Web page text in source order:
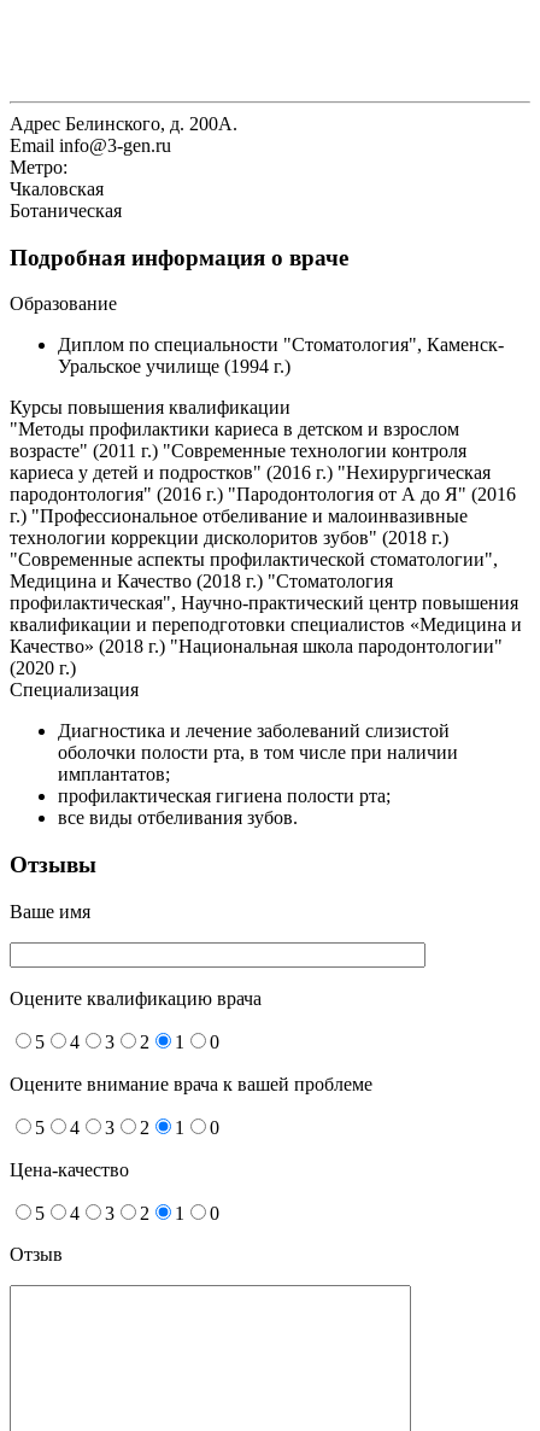
Адрес Белинского, д. 200А.
Email info@3-gen.ru
Метро:
Чкаловская
Ботаническая
Подробная информация о враче
Образование
Диплом по специальности "Стоматология", Каменск-
Уральское училище (1994 г.)
Курсы повышения квалификации
"Методы профилактики кариеса в детском и взрослом
возрасте" (2011 г.) "Современные технологии контроля
кариеса у детей и подростков" (2016 г.) "Нехирургическая
пародонтология" (2016 г.) "Пародонтология от А до Я" (2016
г.) "Профессиональное отбеливание и малоинвазивные
технологии коррекции дисколоритов зубов" (2018 г.)
"Современные аспекты профилактической стоматологии",
Медицина и Качество (2018 г.) "Стоматология
профилактическая", Научно-практический центр повышения
квалификации и переподготовки специалистов «Медицина и
Качество» (2018 г.) "Национальная школа пародонтологии"
(2020 г.)
Специализация
Диагностика и лечение заболеваний слизистой
оболочки полости рта, в том числе при наличии
имплантатов;
профилактическая гигиена полости рта;
все виды отбеливания зубов.
Отзывы
Ваше имя
Оцените квалификацию врача
5 4 3 2 1 0
Оцените внимание врача к вашей проблеме
5 4 3 2 1 0
Цена-качество
5 4 3 2 1
0
Отзыв